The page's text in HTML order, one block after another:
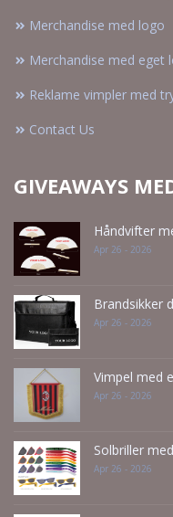
Merchandise med logo
Merchandise med eget
Reklame vimpler med
Contact Us
GIVEAWAYS
Håndvifter
Apr 26 - 2026
Brandsikker
Apr 26 - 2026
Vimpel med
Apr 26 - 2026
Solbriller
Apr 26 - 2026